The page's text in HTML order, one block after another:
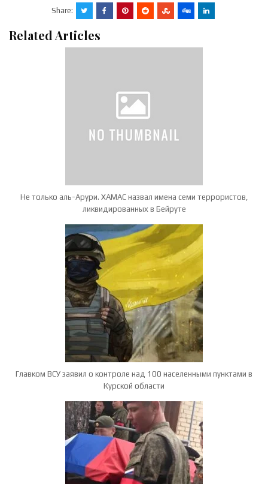
Share:
Related Articles
Не только аль-Арури. ХАМАС назвал имена семи террористов,
ликвидированных в Бейруте
Главком ВСУ заявил о контроле над 100 населенными пунктами в
Курской области